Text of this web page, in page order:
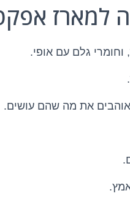
למארז אפקט
גלם עם אופי.
את מה שהם עושים.